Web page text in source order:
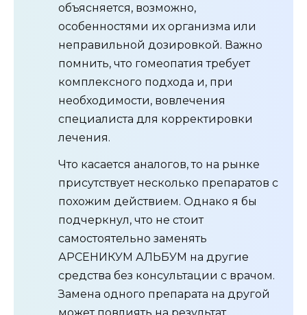
объясняется, возможно,
особенностями их организма или
неправильной дозировкой. Важно
помнить, что гомеопатия требует
комплексного подхода и, при
необходимости, вовлечения
специалиста для корректировки
лечения.
Что касается аналогов, то на рынке
присутствует несколько препаратов с
похожим действием. Однако я бы
подчеркнул, что не стоит
самостоятельно заменять
АРСЕНИКУМ АЛЬБУМ на другие
средства без консультации с врачом.
Замена одного препарата на другой
может повлиять на результат